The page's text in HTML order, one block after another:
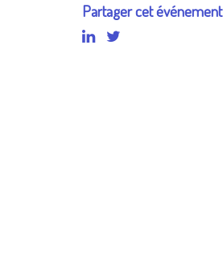
Partager cet événement